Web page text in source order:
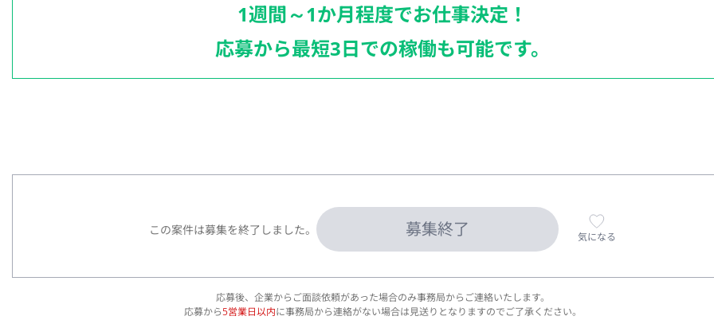
1週間～1か月程度でお仕事決定！
応募から最短3日での稼働も可能です。
この案件は募集を終了しました。 募集終了 気になる
応募後、企業からご面談依頼があった場合のみ事務局からご連絡いたします。
応募から5営業日以内に事務局から連絡がない場合は見送りとなりますのでご了承ください。